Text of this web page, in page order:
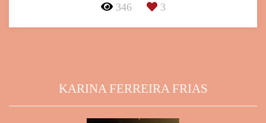
346 3
KARINA FERREIRA FRIAS